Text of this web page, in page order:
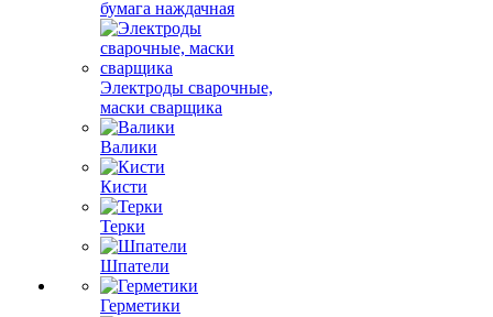
бумага наждачная
Электроды сварочные,
маски сварщика
Валики
Кисти
Терки
Шпатели
Герметики